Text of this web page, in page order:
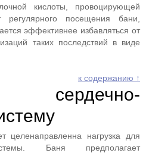
кислоты, провоцирующей
посещения бани,
эффективнее избавляться от
таких последствий в виде
к содержанию ↑
сердечно-
целенаправленна нагрузка для
Баня предполагает